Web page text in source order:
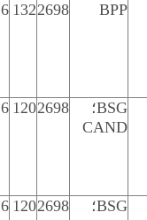
BPP
2698
132
6
BSG؛
CAND
2698
120
6
BSG؛
2698
120
6